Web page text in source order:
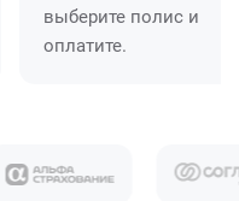
выберите полис и
оплатите.